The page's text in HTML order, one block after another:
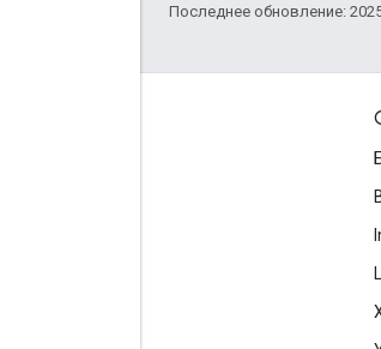
Последнее обновление: